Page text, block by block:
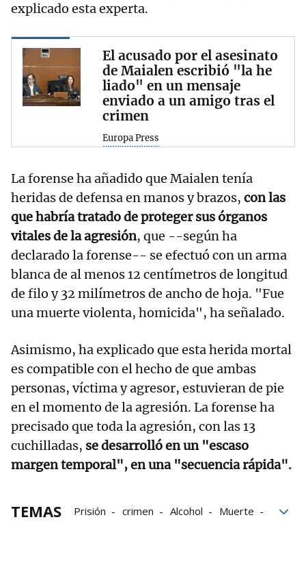
explicado esta experta.
El acusado por el asesinato
de Maialen escribió "la he
liado" en un mensaje
enviado a un amigo tras el
crimen
Europa Press
La forense ha añadido que Maialen tenía
heridas de defensa en manos y brazos, con las
que habría tratado de proteger sus órganos
vitales de la agresión, que --según ha
declarado la forense-- se efectuó con un arma
blanca de al menos 12 centímetros de longitud
de filo y 32 milímetros de ancho de hoja. "Fue
una muerte violenta, homicida", ha señalado.
Asimismo, ha explicado que esta herida mortal
es compatible con el hecho de que ambas
personas, víctima y agresor, estuvieran de pie
en el momento de la agresión. La forense ha
precisado que toda la agresión, con las 13
cuchilladas, se desarrolló en un "escaso
margen temporal", en una "secuencia rápida".
TEMAS Prisión crimen Alcohol
Muerte